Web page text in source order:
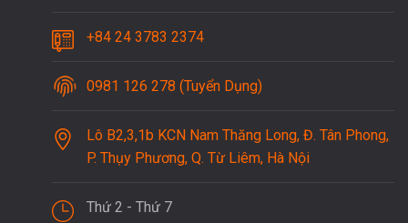
+84 24 3783 2374
0981 126 278 (Tuyển Dụng)
Lô B2,3,1b KCN Nam Thăng Long, Đ. Tân Phong,
P. Thụy Phương, Q. Từ Liêm, Hà Nội
Thứ 2 - Thứ 7